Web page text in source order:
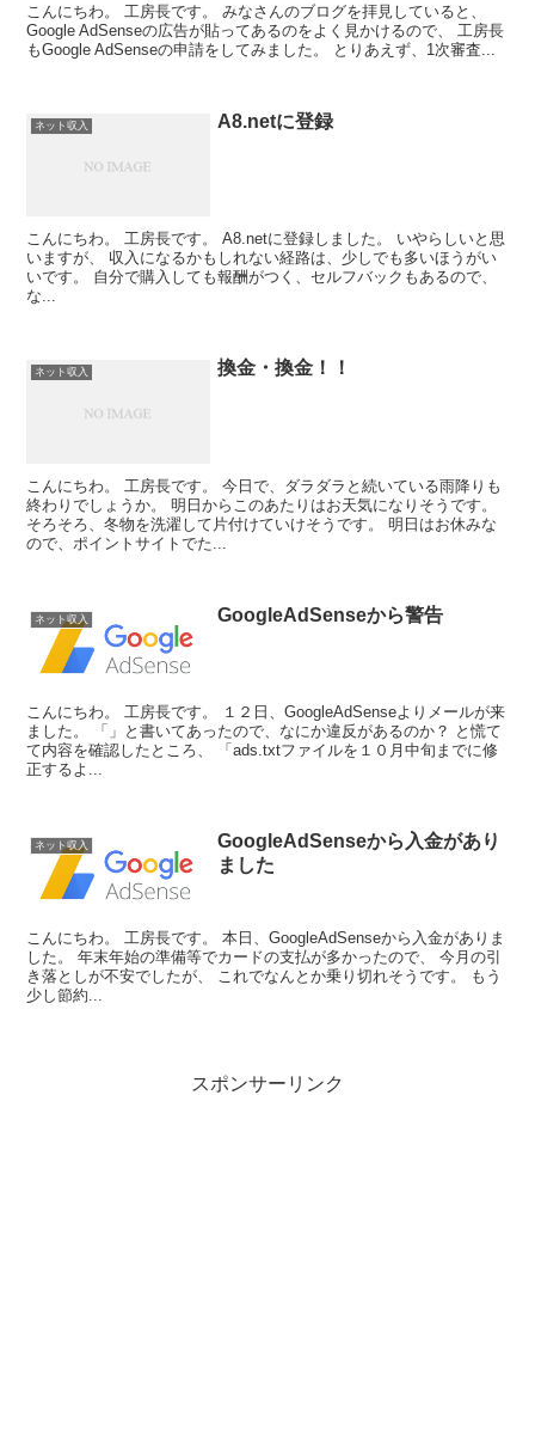
こんにちわ。 工房長です。 みなさんのブログを拝見していると、
Google AdSenseの広告が貼ってあるのをよく見かけるので、 工房長
もGoogle AdSenseの申請をしてみました。 とりあえず、1次審査...
ネット収入 A8.netに登録
こんにちわ。 工房長です。 A8.netに登録しました。 いやらしいと思
いますが、 収入になるかもしれない経路は、少しでも多いほうがい
いです。 自分で購入しても報酬がつく、セルフバックもあるので、
な...
ネット収入 換金・換金！！
こんにちわ。 工房長です。 今日で、ダラダラと続いている雨降りも
終わりでしょうか。 明日からこのあたりはお天気になりそうです。
そろそろ、冬物を洗濯して片付けていけそうです。 明日はお休みな
ので、ポイントサイトでた...
ネット収入 GoogleAdSenseから警告
こんにちわ。 工房長です。 １２日、GoogleAdSenseよりメールが来
ました。 「」と書いてあったので、なにか違反があるのか？ と慌て
て内容を確認したところ、 「ads.txtファイルを１０月中旬までに修
正するよ...
ネット収入
GoogleAdSenseから入金があり
ました
こんにちわ。 工房長です。 本日、GoogleAdSenseから入金がありま
した。 年末年始の準備等でカードの支払が多かったので、 今月の引
き落としが不安でしたが、 これでなんとか乗り切れそうです。 もう
少し節約...
スポンサーリンク